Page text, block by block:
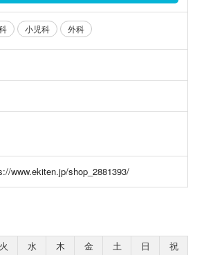
小児科 外科
www.ekiten.jp/shop_2881393/
火 水 木 金 土 日
祝